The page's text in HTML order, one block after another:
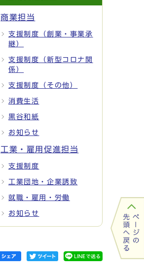
商業担当
支援制度（創業・事業承
継）
支援制度（新型コロナ関
係）
支援制度（その他）
消費生活
黒谷和紙
お知らせ
工業・雇用促進担当
支援制度
工業団地・企業誘致
就職・雇用・労働
お知らせ